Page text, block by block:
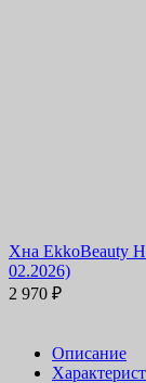
Хна EkkoBeauty
02.2026)
2 970 ₽
Описание